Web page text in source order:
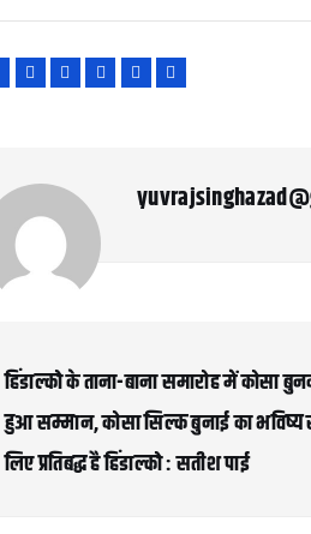
हिंडाल्को के ताना-बाना समारोह में कोसा
हुआ सम्मान, कोसा सिल्क बुनाई का
लिए प्रतिबद्ध है हिंडाल्को : सतीश पाई